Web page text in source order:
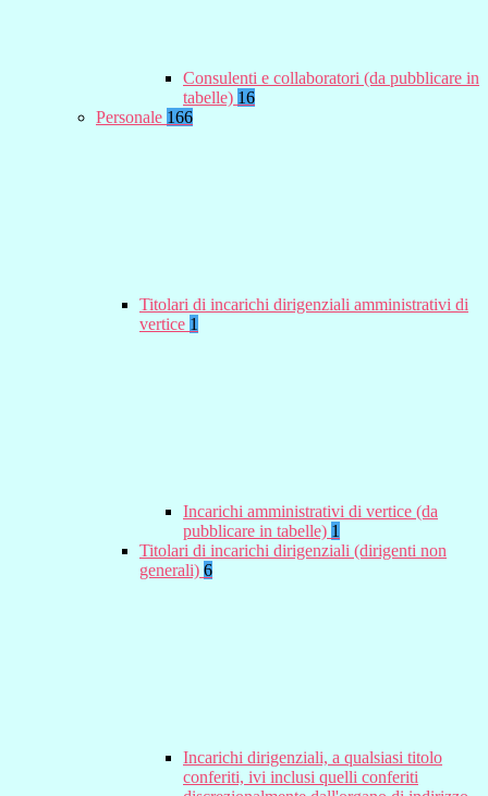
Consulenti e collaboratori (da pubblicare in
tabelle) 16
Personale 166
Titolari di incarichi dirigenziali amministrativi di
vertice 1
Incarichi amministrativi di vertice (da
pubblicare in tabelle) 1
Titolari di incarichi dirigenziali (dirigenti non
generali) 6
Incarichi dirigenziali, a qualsiasi titolo
conferiti, ivi inclusi quelli conferiti